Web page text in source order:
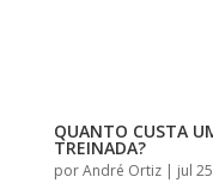
QUANTO CUSTA
TREINADA?
porAndré Ortiz| jul